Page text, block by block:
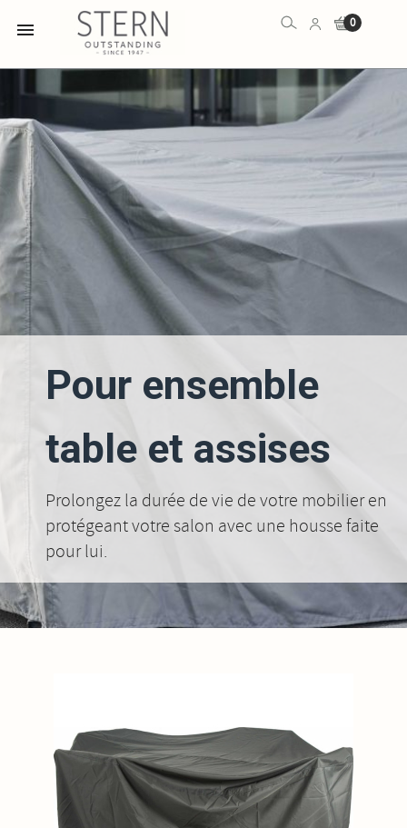
 0
Pour ensemble
table et assises
Prolongez la durée de vie de votre mobilier en
protégeant votre salon avec une housse faite
pour lui.